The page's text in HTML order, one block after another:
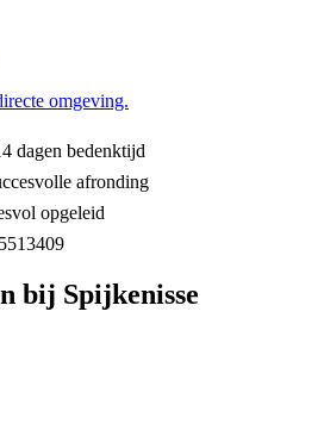
omgeving.
dagen bedenktijd
afronding
opgeleid
bij Spijkenisse